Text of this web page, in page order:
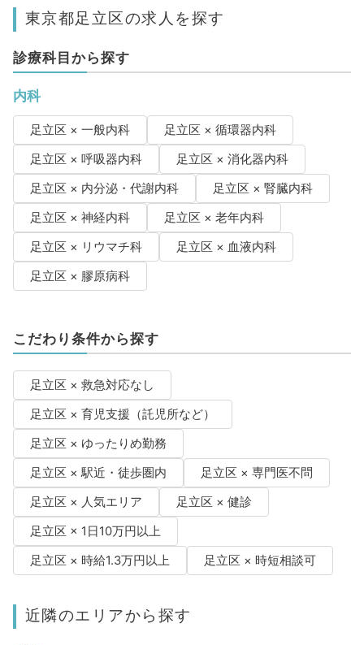
東京都足立区の求人を探す
診療科目から探す
内科
足立区 × 一般内科
足立区 × 循環器内科
足立区 × 呼吸器内科
足立区 × 消化器内科
足立区 × 内分泌・代謝内科
足立区 × 腎臓内科
足立区 × 神経内科
足立区 × 老年内科
足立区 × リウマチ科
足立区 × 血液内科
足立区 × 膠原病科
こだわり条件から探す
足立区 × 救急対応なし
足立区 × 育児支援（託児所など）
足立区 × ゆったりめ勤務
足立区 × 駅近・徒歩圏内
足立区 × 専門医不問
足立区 × 人気エリア
足立区 × 健診
足立区 × 1日10万円以上
足立区 × 時給1.3万円以上
足立区 × 時短相談可
近隣のエリアから探す